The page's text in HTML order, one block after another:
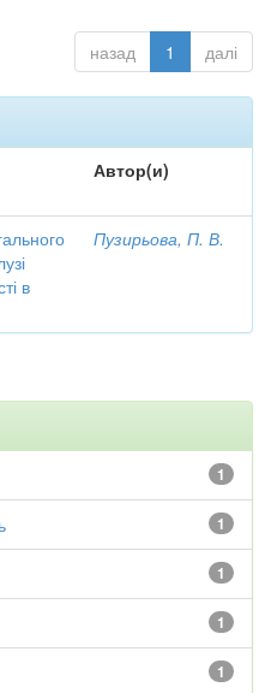
назад 1 далі
Автор(и)
в
Пузирьова, П. В.
1
1
1
1
1